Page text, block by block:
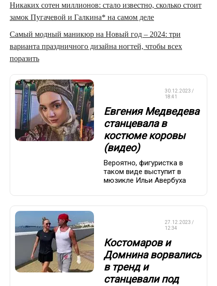
Никаких сотен миллионов: стало известно, сколько стоит
замок Пугачевой и Галкина* на самом деле
Самый модный маникюр на Новый год – 2024: три
варианта праздничного дизайна ногтей, чтобы всех
поразить
30.12.2023 /
18:41
Евгения Медведева
станцевала в
костюме коровы
(видео)
Вероятно, фигуристка в
таком виде выступит в
мюзикле Ильи Авербуха
27.12.2023 /
12:34
Костомаров и
Домнина ворвались
в тренд и
станцевали под